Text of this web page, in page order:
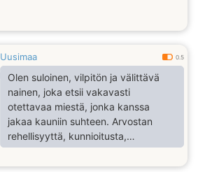
Uusimaa 0.5
Olen suloinen, vilpitön ja välittävä
nainen, joka etsii vakavasti
otettavaa miestä, jonka kanssa
jakaa kauniin suhteen. Arvostan
rehellisyyttä, kunnioitusta,
uskollisuutta ja aitoa
kommunikointia.